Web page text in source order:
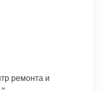
ремонта и